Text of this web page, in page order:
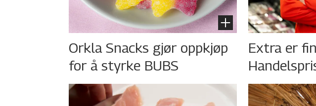
Orkla Snacks gjør oppkjøp
for å styrke BUBS
Extra er